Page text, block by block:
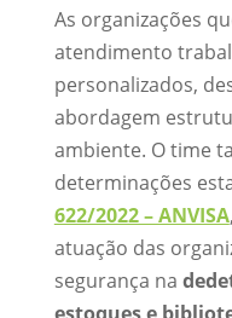
As organizações
atendimento
personalizados,
abordagem
ambiente. O time
determinações
622/2022 – ANVISA
atuação das
segurança na